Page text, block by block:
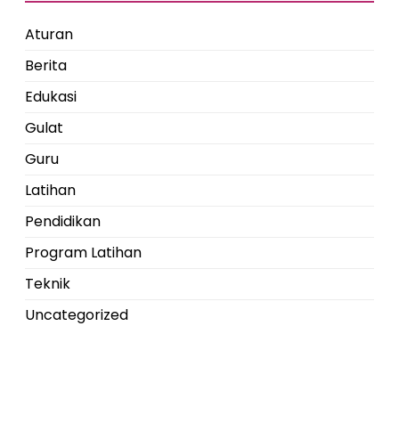
Aturan
Berita
Edukasi
Gulat
Guru
Latihan
Pendidikan
Program Latihan
Teknik
Uncategorized